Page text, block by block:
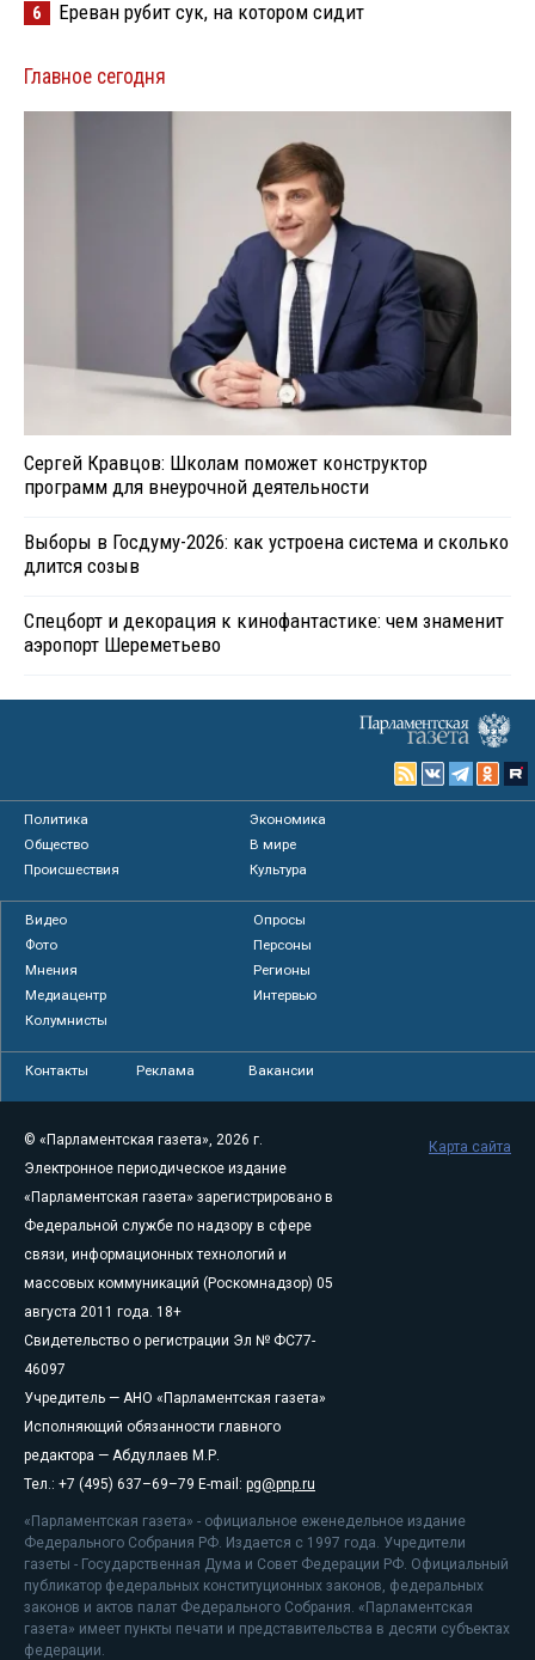
6 Ереван рубит сук, на котором сидит
Главное сегодня
Сергей Кравцов: Школам поможет конструктор
программ для внеурочной деятельности
Выборы в Госдуму-2026: как устроена система и сколько
длится созыв
Спецборт и декорация к кинофантастике: чем знаменит
аэропорт Шереметьево
Политика
Экономика
Общество
В мире
Происшествия
Культура
Видео
Опросы
Фото
Персоны
Мнения
Регионы
Медиацентр
Интервью
Колумнисты
Контакты Реклама Вакансии
© «Парламентская газета», 2026 г.
Электронное периодическое издание
«Парламентская газета» зарегистрировано в
Федеральной службе по надзору в сфере
связи, информационных технологий и
массовых коммуникаций (Роскомнадзор) 05
августа 2011 года. 18+
Свидетельство о регистрации Эл № ФС77-
46097
Учредитель — АНО «Парламентская газета»
Исполняющий обязанности главного
редактора — Абдуллаев М.Р.
Тел.: +7 (495) 637–69–79 E-mail: pg@pnp.ru
«Парламентская газета» - официальное еженедельное издание
Федерального Собрания РФ. Издается с 1997 года. Учредители
газеты - Государственная Дума и Совет Федерации РФ. Официальный
публикатор федеральных конституционных законов, федеральных
законов и актов палат Федерального Собрания. «Парламентская
газета» имеет пункты печати и представительства в десяти субъектах
федерации.
Карта сайта